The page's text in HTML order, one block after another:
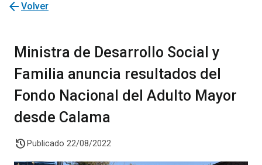
arrow_back Volver
Ministra de Desarrollo Social y
Familia anuncia resultados del
Fondo Nacional del Adulto Mayor
desde Calama
history Publicado 22/08/2022